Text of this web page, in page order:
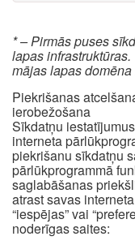
* – Pirmās puses
lapas
mājas lapas
Piekrišanas
ierobežošana
Sīkdatņu
interneta
piekrišanu sīkdatņu
pārlūkprogrammā
saglabāšanas
atrast savas
“iespējas” vai
noderīgas saites: